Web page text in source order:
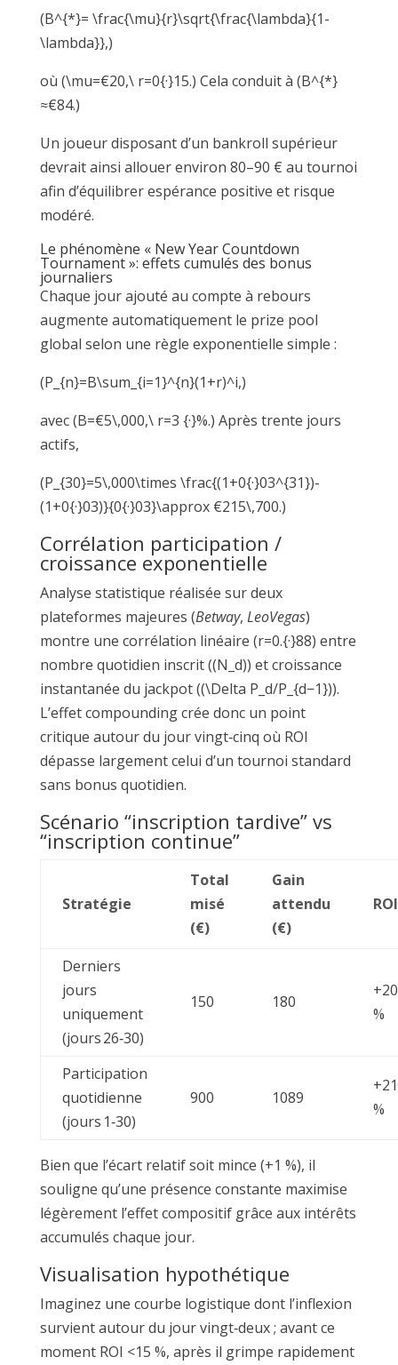
(B^{*}= \frac{\mu}{r}\sqrt{\frac{\lambda}{1-
\lambda}},)
où (\mu=€20,\ r=0{·}15.) Cela conduit à (B^{*}
≈€84.)
Un joueur disposant d’un bankroll supérieur
devrait ainsi allouer environ 80–90 € au tournoi
afin d’équilibrer espérance positive et risque
modéré.
Le phénomène « New Year Countdown
Tournament »: effets cumulés des bonus
journaliers
Chaque jour ajouté au compte à rebours
augmente automatiquement le prize pool
global selon une règle exponentielle simple :
(P_{n}=B\sum_{i=1}^{n}(1+r)^i,)
avec (B=€5\,000,\ r=3 {·}%.) Après trente jours
actifs,
(P_{30}=5\,000\times \frac{(1+0{·}03^{31})-
(1+0{·}03)}{0{·}03}\approx €215\,700.)
Corrélation participation /
croissance exponentielle
Analyse statistique réalisée sur deux
plateformes majeures (Betway, LeoVegas)
montre une corrélation linéaire (r=0.{·}88) entre
nombre quotidien inscrit ((N_d)) et croissance
instantanée du jackpot ((\Delta P_d/P_{d−1})).
L’effet compounding crée donc un point
critique autour du jour vingt‑cinq où ROI
dépasse largement celui d’un tournoi standard
sans bonus quotidien.
Scénario “inscription tardive” vs
“inscription continue”
Stratégie
Total
misé
(€)
Gain
attendu
(€)
ROI
Derniers
jours
uniquement
(jours 26‑30)
150 180
+20
%
Participation
quotidienne
(jours 1‑30)
900 1089
+21
%
Bien que l’écart relatif soit mince (+1 %), il
souligne qu’une présence constante maximise
légèrement l’effet compositif grâce aux intérêts
accumulés chaque jour.
Visualisation hypothétique
Imaginez une courbe logistique dont l’inflexion
survient autour du jour vingt‐deux ; avant ce
moment ROI <15 %, après il grimpe rapidement